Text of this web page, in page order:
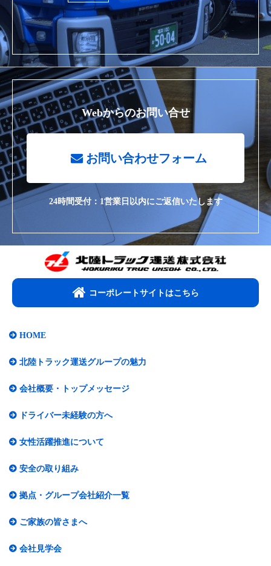
Webからのお問い合せ
お問い合わせフォーム
24時間受付：1営業日以内にご返信いたします
コーポレートサイトはこちら​
HOME
北陸トラック運送グループの魅力
会社概要・トップメッセージ​
ドライバー未経験の方へ
女性活躍推進について​
安全の取り組み
拠点・グループ会社紹介一覧​
ご家族の皆さまへ
会社見学会